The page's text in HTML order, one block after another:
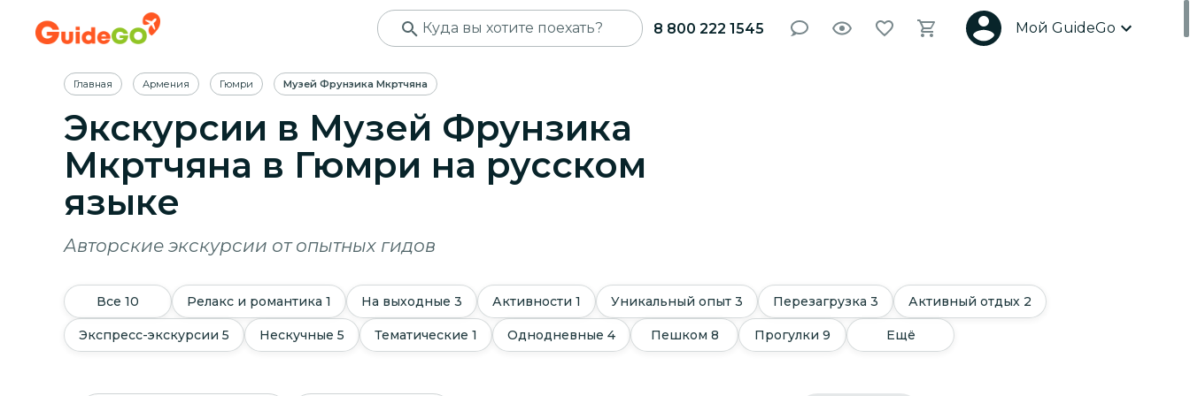
8 800 222 1545 Мой GuideGo
Главная Армения Гюмри Музей Фрунзика Мкртчяна
Экскурсии в Музей Фрунзика
Мкртчяна в Гюмри на русском
языке
Авторские экскурсии от опытных гидов
Все 10 Релакс и романтика 1 На выходные 3 Активности 1 Уникальный опыт 3 Перезагрузка 3 Активный отдых 2
Экспресс-экскурсии 5 Нескучные 5 Тематические 1 Однодневные 4 Пешком 8 Прогулки 9 Ещё